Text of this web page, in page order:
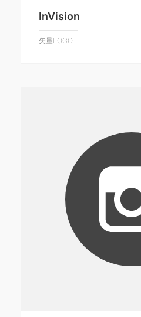
InVision
矢量LOGO